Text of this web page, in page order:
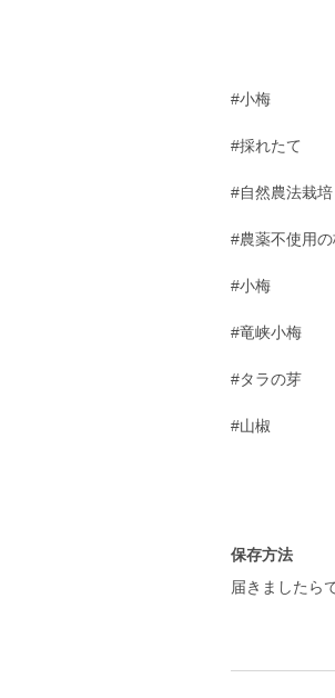
#小梅
#採れたて
#自然農法栽培
#農薬不使用
#小梅
#竜峡小梅
#タラの芽
#山椒
保存方法
届きましたら